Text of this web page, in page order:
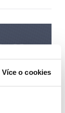
Více o cookies